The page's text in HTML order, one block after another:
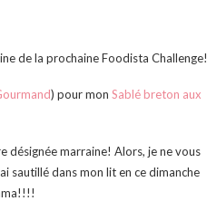
de la prochaine Foodista Challenge!
) pour monSablé breton aux
désignée marraine! Alors, je ne vous
sautillé dans mon lit en ce dimanche